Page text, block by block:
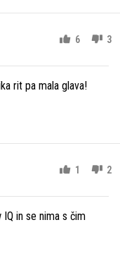
6 3
rit pa mala glava!
1 2
in se nima s čim